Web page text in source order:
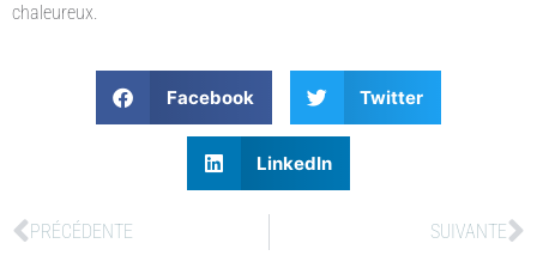
chaleureux.
Facebook Twitter
LinkedIn
PRÉCÉDENTE SUIVANTE